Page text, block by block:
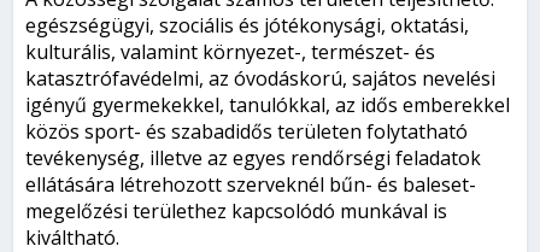
egészségügyi, szociális és jótékonysági, oktatási,
kulturális, valamint környezet-, természet- és
katasztrófavédelmi, az óvodáskorú, sajátos nevelési
igényű gyermekekkel, tanulókkal, az idős emberekkel
közös sport- és szabadidős területen folytatható
tevékenység, illetve az egyes rendőrségi feladatok
ellátására létrehozott szerveknél bűn- és baleset-
megelőzési területhez kapcsolódó munkával is
kiváltható.